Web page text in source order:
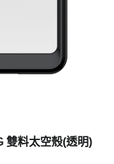
雙料太空殼(透明)